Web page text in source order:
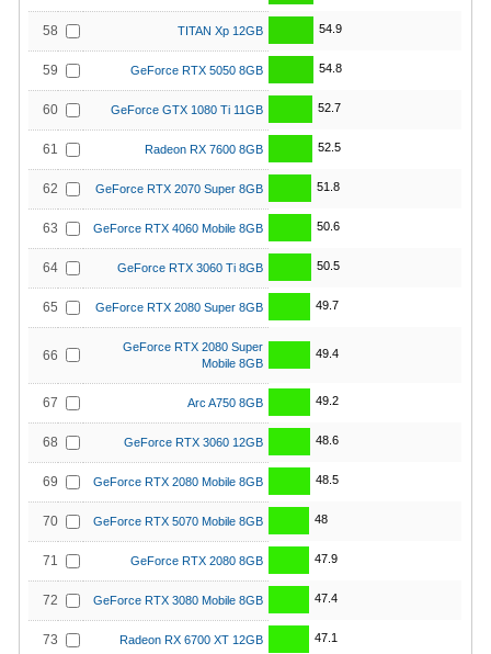
58 TITAN Xp 12GB 54.9
59 GeForce RTX 5050 8GB 54.8
60 GeForce GTX 1080 Ti 11GB 52.7
61 Radeon RX 7600 8GB 52.5
62 GeForce RTX 2070 Super 8GB 51.8
63 GeForce RTX 4060 Mobile 8GB 50.6
64 GeForce RTX 3060 Ti 8GB 50.5
65 GeForce RTX 2080 Super 8GB 49.7
66
GeForce RTX 2080 Super
Mobile 8GB
49.4
67 Arc A750 8GB 49.2
68 GeForce RTX 3060 12GB 48.6
69 GeForce RTX 2080 Mobile 8GB 48.5
70 GeForce RTX 5070 Mobile 8GB 48
71 GeForce RTX 2080 8GB 47.9
72 GeForce RTX 3080 Mobile 8GB 47.4
73 Radeon RX 6700 XT 12GB 47.1